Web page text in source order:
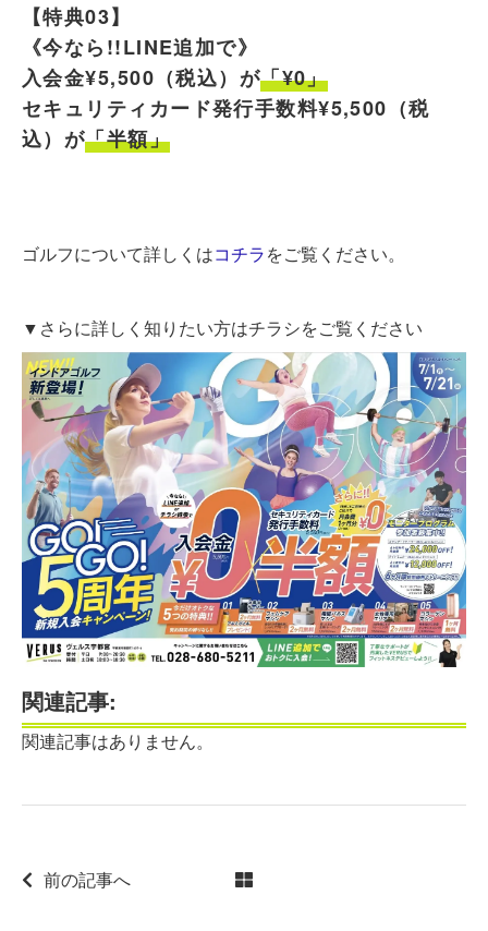
【特典03】
《今なら!!LINE追加で》
入会金¥5,500（税込）が「¥0」
セキュリティカード発行手数料¥5,500（税
込）が「半額」
ゴルフについて詳しくはコチラをご覧ください。
▼さらに詳しく知りたい方はチラシをご覧ください
関連記事:
関連記事はありません。
前の記事へ